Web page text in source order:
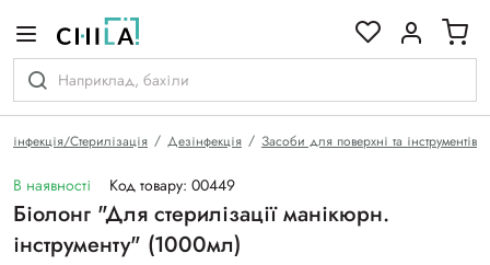
Стерилізація Дезінфекція Засоби для поверхні та інструментів
В наявності Код товару: 00449
Біолонг "Для стерилізації манікюрн.
інструменту" (1000мл)
гамі